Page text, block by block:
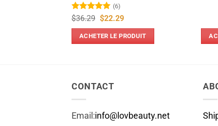
Note5sur
(6)
$36.29 Le
initial
était :
$22.29Le
actuel
est :
ACHETER LE PRODUIT
CONTACT
Email:info@lovbeauty.net